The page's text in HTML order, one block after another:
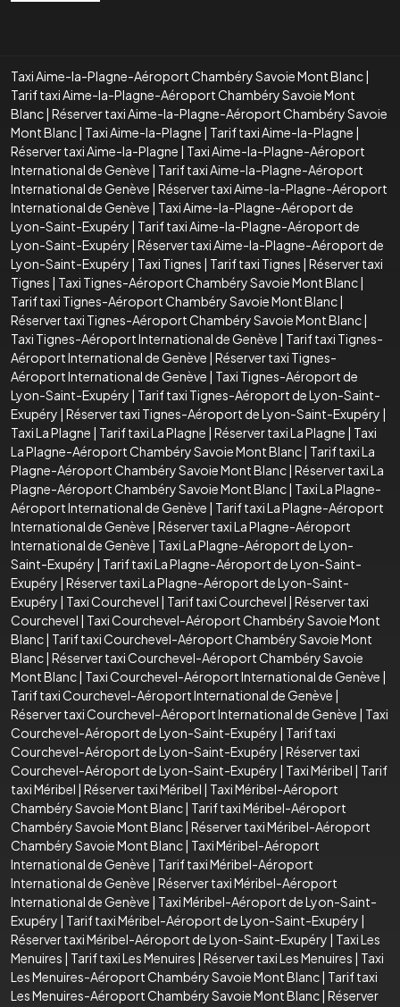
Taxi Aime-la-Plagne-Aéroport Chambéry Savoie Mont Blanc|
Tarif taxi Aime-la-Plagne-Aéroport Chambéry Savoie Mont
Blanc| Réserver taxi Aime-la-Plagne-Aéroport Chambéry Savoie
Mont Blanc| Taxi Aime-la-Plagne | Tarif taxi Aime-la-Plagne |
Réserver taxi Aime-la-Plagne | Taxi Aime-la-Plagne-Aéroport
International de Genève | Tarif taxi Aime-la-Plagne-Aéroport
International de Genève | Réserver taxi Aime-la-Plagne-Aéroport
International de Genève | Taxi Aime-la-Plagne-Aéroport de
Lyon-Saint-Exupéry | Tarif taxi Aime-la-Plagne-Aéroport de
Lyon-Saint-Exupéry | Réserver taxi Aime-la-Plagne-Aéroport de
Lyon-Saint-Exupéry | Taxi Tignes | Tarif taxi Tignes | Réserver taxi
Tignes | Taxi Tignes-Aéroport Chambéry Savoie Mont Blanc|
Tarif taxi Tignes-Aéroport Chambéry Savoie Mont Blanc|
Réserver taxi Tignes-Aéroport Chambéry Savoie Mont Blanc|
Taxi Tignes-Aéroport International de Genève | Tarif taxi Tignes-
Aéroport International de Genève | Réserver taxi Tignes-
Aéroport International de Genève | Taxi Tignes-Aéroport de
Lyon-Saint-Exupéry | Tarif taxi Tignes-Aéroport de Lyon-Saint-
Exupéry | Réserver taxi Tignes-Aéroport de Lyon-Saint-Exupéry |
Taxi La Plagne | Tarif taxi La Plagne | Réserver taxi La Plagne | Taxi
La Plagne-Aéroport Chambéry Savoie Mont Blanc| Tarif taxi La
Plagne-Aéroport Chambéry Savoie Mont Blanc| Réserver taxi La
Plagne-Aéroport Chambéry Savoie Mont Blanc| Taxi La Plagne-
Aéroport International de Genève | Tarif taxi La Plagne-Aéroport
International de Genève | Réserver taxi La Plagne-Aéroport
International de Genève | Taxi La Plagne-Aéroport de Lyon-
Saint-Exupéry | Tarif taxi La Plagne-Aéroport de Lyon-Saint-
Exupéry | Réserver taxi La Plagne-Aéroport de Lyon-Saint-
Exupéry | Taxi Courchevel | Tarif taxi Courchevel | Réserver taxi
Courchevel | Taxi Courchevel-Aéroport Chambéry Savoie Mont
Blanc| Tarif taxi Courchevel-Aéroport Chambéry Savoie Mont
Blanc| Réserver taxi Courchevel-Aéroport Chambéry Savoie
Mont Blanc| Taxi Courchevel-Aéroport International de Genève |
Tarif taxi Courchevel-Aéroport International de Genève |
Réserver taxi Courchevel-Aéroport International de Genève | Taxi
Courchevel-Aéroport de Lyon-Saint-Exupéry | Tarif taxi
Courchevel-Aéroport de Lyon-Saint-Exupéry | Réserver taxi
Courchevel-Aéroport de Lyon-Saint-Exupéry | Taxi Méribel | Tarif
taxi Méribel | Réserver taxi Méribel | Taxi Méribel-Aéroport
Chambéry Savoie Mont Blanc| Tarif taxi Méribel-Aéroport
Chambéry Savoie Mont Blanc| Réserver taxi Méribel-Aéroport
Chambéry Savoie Mont Blanc| Taxi Méribel-Aéroport
International de Genève | Tarif taxi Méribel-Aéroport
International de Genève | Réserver taxi Méribel-Aéroport
International de Genève | Taxi Méribel-Aéroport de Lyon-Saint-
Exupéry | Tarif taxi Méribel-Aéroport de Lyon-Saint-Exupéry |
Réserver taxi Méribel-Aéroport de Lyon-Saint-Exupéry | Taxi Les
Menuires | Tarif taxi Les Menuires | Réserver taxi Les Menuires | Taxi
Les Menuires-Aéroport Chambéry Savoie Mont Blanc| Tarif taxi
Les Menuires-Aéroport Chambéry Savoie Mont Blanc| Réserver